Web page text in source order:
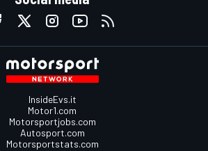
InsideEvs.it
Motor1.com
Motorsportjobs.com
Autosport.com
Motorsportstats.com